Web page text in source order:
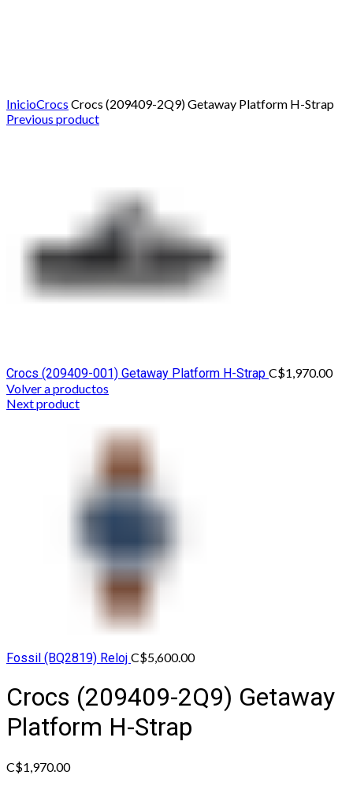
InicioCrocs Crocs (209409-2Q9) Getaway Platform H-Strap
Previous product
Crocs (209409-001) Getaway Platform H-Strap C$1,970.00
Volver a productos
Next product
Fossil (BQ2819) Reloj C$5,600.00
Crocs (209409-2Q9) Getaway
Platform H-Strap
C$1,970.00